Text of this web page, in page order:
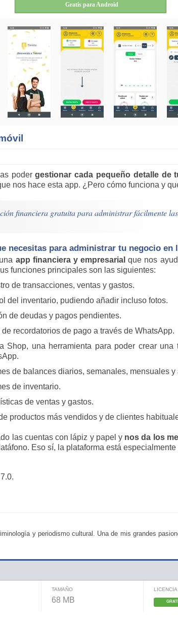
Gratis para Android
podergestionar cada pequeño detalle de
nos hace esta app. ¿Pero cómo funciona y
financiera gratuita para administrar fácilmente
necesitas para administrar tu negocio en
app financiera y empresarial que nos
funciones principales son las siguientes:
de transacciones, ventas y gastos.
del inventario, pudiendo añadir incluso fotos.
de deudas y pagos pendientes.
de recordatorios de pago a través de WhatsApp.
Shop, una herramienta para poder crear
de balances diarios, semanales, mensuales y
de inventario.
de ventas y gastos.
productos más vendidos y de clientes
las cuentas con lápiz y papel y nos da los
Eso sí, la plataforma está
y periodismo cultural. Una de mis grandes
TAMAÑO
68 MB
LICENCIA